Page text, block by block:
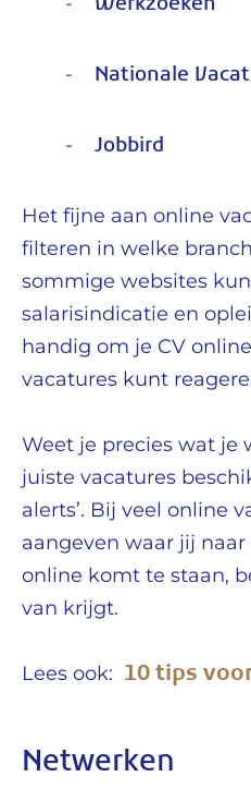
- Nationale
- Jobbird
Het fijne aan online
filteren in welke
sommige websites
salarisindicatie en
handig om je CV
vacatures kunt
Weet je precies wat
juiste vacatures
alerts’. Bij veel online
aangeven waar jij
online komt te staan,
van krijgt.
Lees ook: 10 tips
Netwerken